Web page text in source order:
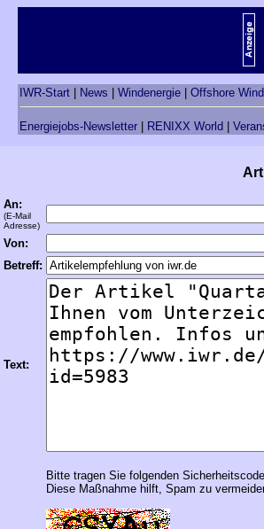
IWR-Start News Windenergie Offshore
Energiejobs-Newsletter RENIXX World
An:
(E-Mail
Adresse)
Von:
Betreff:
Text:
Bitte tragen Sie folgenden
Diese Maßnahme hilft, Spam zu